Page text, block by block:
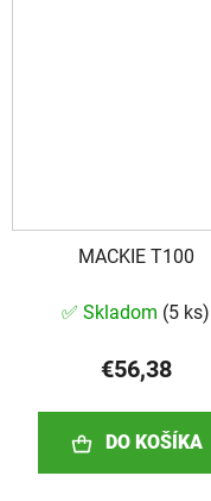
MACKIE T100
✅ Skladom (5 ks)
€56,38
DO KOŠÍKA